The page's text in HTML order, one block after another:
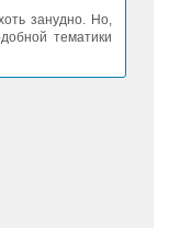
занудно. Но,
тематики